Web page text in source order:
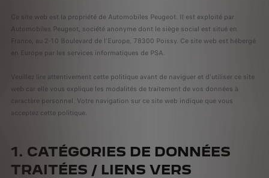
Ce site web est la propriété de Automobiles Peugeot. Il est exploité par
Automobiles Peugeot, société anonyme dont le siège social est situé en
France, au 2-10 Boulevard de l’Europe, 78300 Poissy. Ce site web est hébergé
en Europe par les services informatiques de PSA.
Veuillez lire attentivement cette politique avant de naviguer et d’utiliser ce site
web car elle vous explique les modalités de traitement de vos données à
caractère personnel. Votre navigation sur ce site web indique que vous
acceptez cette politique.
1. CATÉGORIES DE DONNÉES
TRAITÉES / LIENS VERS